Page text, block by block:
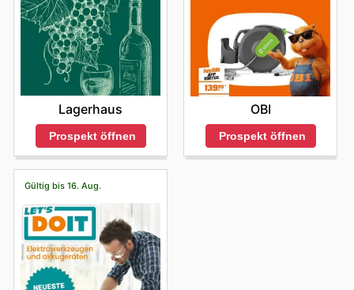
Lagerhaus
Prospekt öffnen
OBI
Prospekt öffnen
Gültig bis 16. Aug.